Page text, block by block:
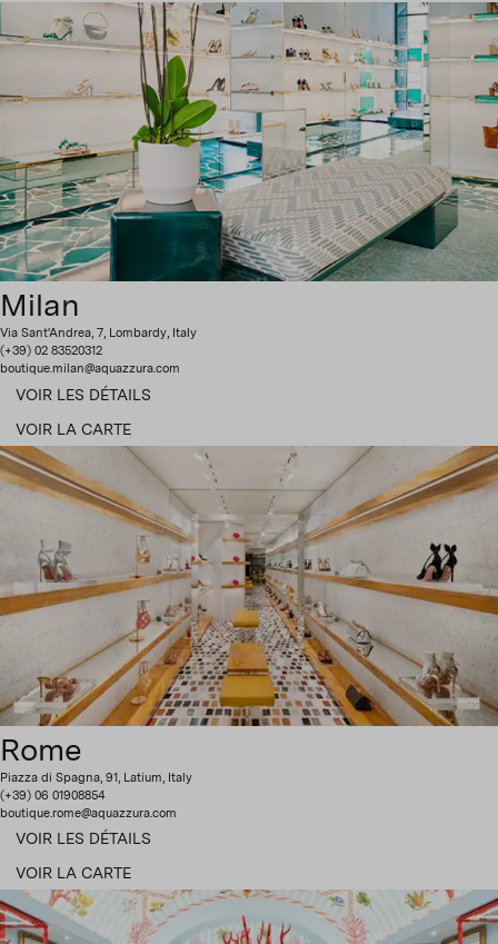
Milan
Via Sant'Andrea, 7, Lombardy, Italy
(+39) 02 83520312
boutique.milan@aquazzura.com
VOIR LES DÉTAILS
VOIR LA CARTE
Rome
Piazza di Spagna, 91, Latium, Italy
(+39) 06 01908854
boutique.rome@aquazzura.com
VOIR LES DÉTAILS
VOIR LA CARTE